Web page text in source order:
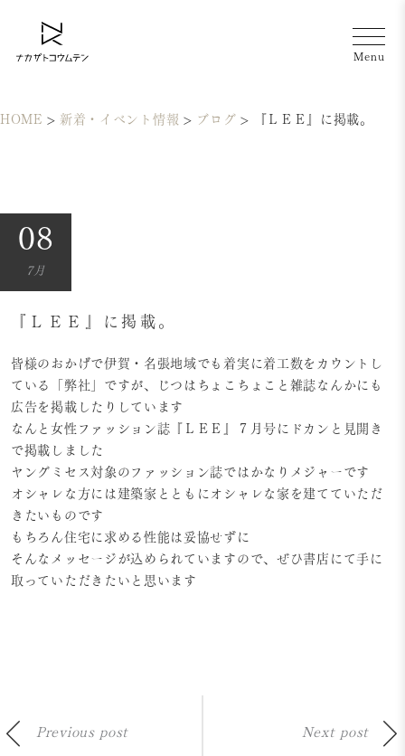
HOME > 新着・イベント情報 > ブログ > 『ＬＥＥ』に掲載。
08
7月
『ＬＥＥ』に掲載。
皆様のおかげで伊賀・名張地域でも着実に着工数をカウントし
ている「弊社」ですが、じつはちょこちょこと雑誌なんかにも
広告を掲載したりしています
なんと女性ファッション誌『ＬＥＥ』７月号にドカンと見開き
で掲載しました
ヤングミセス対象のファッション誌ではかなりメジャーです
オシャレな方には建築家とともにオシャレな家を建てていただ
きたいものです
もちろん住宅に求める性能は妥協せずに
そんなメッセージが込められていますので、ぜひ書店にて手に
取っていただきたいと思います
Previous post Next post